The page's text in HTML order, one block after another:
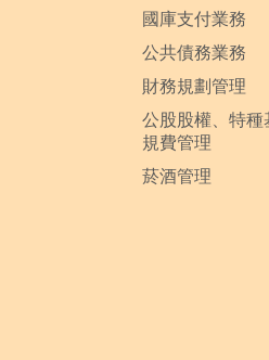
國庫支付業務
公共債務業務
財務規劃管理
公股股權、特種
規費管理
菸酒管理